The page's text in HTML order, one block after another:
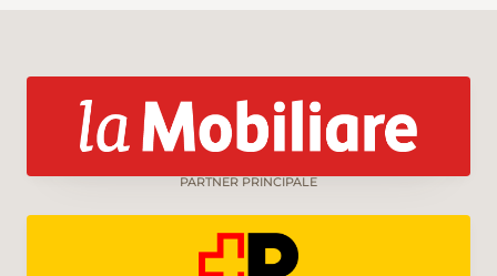
PARTNER PRINCIPALE